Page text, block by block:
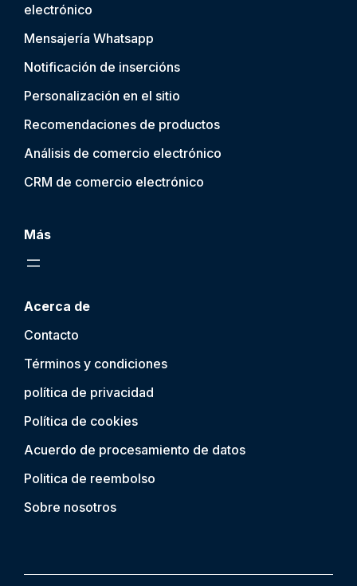
electrónico
Mensajería Whatsapp
Notificación de insercións
Personalización en el sitio
Recomendaciones de productos
Análisis de comercio electrónico
CRM de comercio electrónico
Más
Acerca de
Contacto
Términos y condiciones
política de privacidad
Política de cookies
Acuerdo de procesamiento de datos
Politica de reembolso
Sobre nosotros